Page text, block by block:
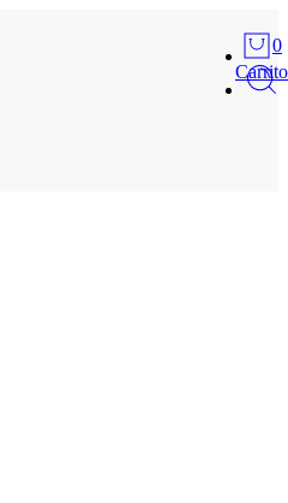
0
Carrito